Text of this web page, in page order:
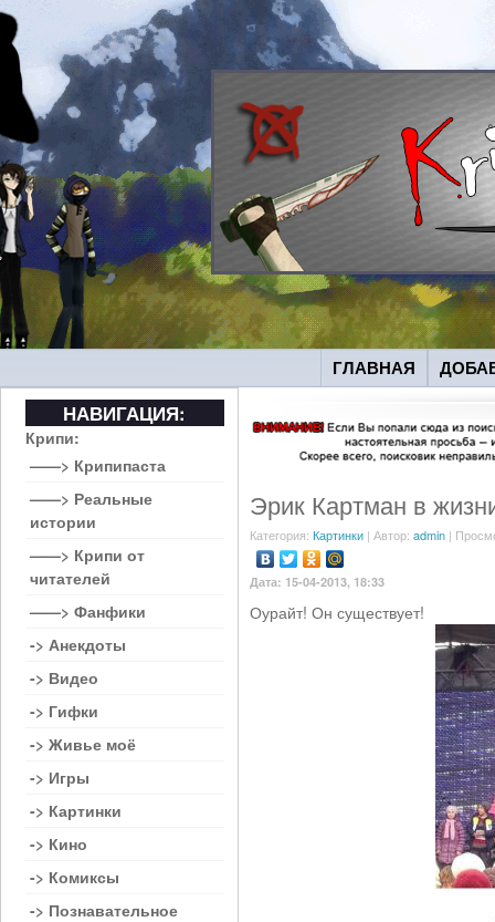
ГЛАВНАЯ
Эрик Картман в
Категория: Картинки | Автор: admin |
Дата: 15-04-2013, 18:33
Оурайт! Он существует!
НАВИГАЦИЯ:
Крипи:
——> Крипипаста
——> Реальные
истории
——> Крипи от
читателей
——> Фанфики
-> Анекдоты
-> Видео
-> Гифки
-> Живье моё
-> Игры
-> Картинки
-> Кино
-> Комиксы
-> Познавательное